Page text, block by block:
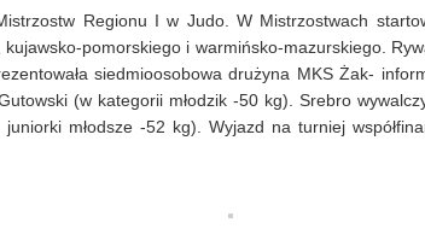
Regionu I w Judo. W Mistrzostwach
pomorskiego i warmińsko-mazurskiego.
siedmioosobowa drużyna MKS Żak-
(w kategorii młodzik -50 kg). Srebro
młodsze -52 kg). Wyjazd na turniej